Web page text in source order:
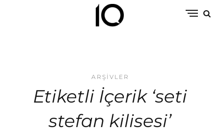
ARŞIVLER
Etiketli İçerik ‘seti
stefan kilisesi’